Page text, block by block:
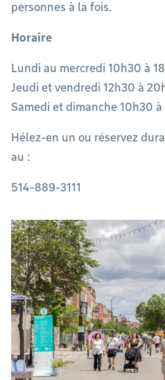
personnes à la fois.
Horaire
Lundi au mercredi 10h30 à
Jeudi et vendredi 12h30 à
Samedi et dimanche 10h30 à
​Hélez-en un ou réservez
au :
514-889-3111 ​